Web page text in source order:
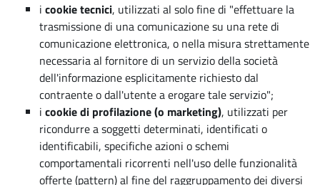
i cookie tecnici, utilizzati al solo fine di "effettuare la
trasmissione di una comunicazione su una rete di
comunicazione elettronica, o nella misura strettamente
necessaria al fornitore di un servizio della società
dell'informazione esplicitamente richiesto dal
contraente o dall'utente a erogare tale servizio";
i cookie di profilazione (o marketing), utilizzati per
ricondurre a soggetti determinati, identificati o
identificabili, specifiche azioni o schemi
comportamentali ricorrenti nell'uso delle funzionalità
offerte (pattern) al fine del raggruppamento dei diversi